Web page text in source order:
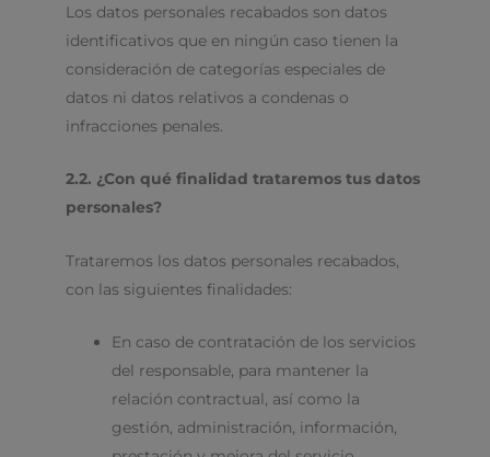
Los datos personales recabados son datos
identificativos que en ningún caso tienen la
consideración de categorías especiales de
datos ni datos relativos a condenas o
infracciones penales.
2.2. ¿Con qué finalidad trataremos tus datos
personales?
Trataremos los datos personales recabados,
con las siguientes finalidades:
En caso de contratación de los servicios
del responsable, para mantener la
relación contractual, así como la
gestión, administración, información,